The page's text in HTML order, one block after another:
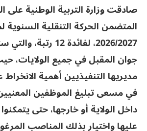
صادقت وزارة التربية الوطنية على
المتضمن الحركة التنقلية
جوان المقبل في جميع الولايات،
مديريها التنفيذيين أهمية
في مسعى تبليغ الموظفين
داخل الولاية أو خارجها، حتى
عليها واختيار بذلك المناصب